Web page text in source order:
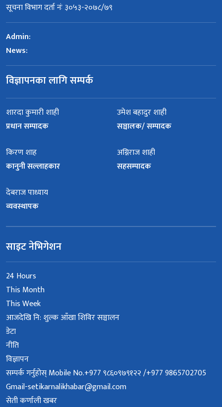
सूचना विभाग दर्ता नंः ३०५३-२०७८/७९
Admin:
News:
विज्ञापनका लागि सम्पर्क
शारदा कुमारी शाही
प्रधान सम्पादक
उमेश बहादुर शाही
सञ्चालक/ सम्पादक
किरण शाह
कानुनी सल्लाहकार
अग्निराज शाही
सहसम्पादक
देबराज पाध्याय
व्यवस्थापक
साइट नेभिगेशन
24 Hours
This Month
This Week
आजदेखि नि: शुल्क आँखा शिविर सञ्चालन
डेटा
नीति
विज्ञापन
सम्पर्क गर्नुहोस् Mobile No.+977 ९८६०९७९१२२ /+977 9865702705
Gmail-setikarnalikhabar@gmail.com
सेती कर्णाली खबर